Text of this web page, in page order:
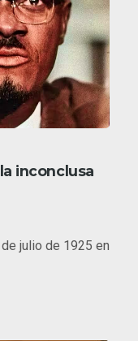
inconclusa
julio de 1925 en